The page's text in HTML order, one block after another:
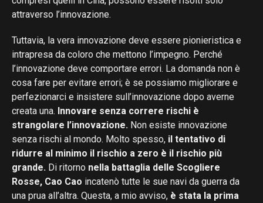
attraverso l’innovazione.
Tuttavia, la vera innovazione deve essere pionieristica e
intrapresa da coloro che mettono l’impegno. Perché
l’innovazione deve comportare errori. La domanda non è
cosa fare per evitare errori; è se possiamo migliorare e
perfezionarci e insistere sull’innovazione dopo averne
creata una. Innovare senza correre rischi è
strangolare l’innovazione. Non esiste innovazione
senza rischi al mondo. Molto spesso, il tentativo di
ridurre al minimo il rischio a zero è il rischio più
grande. Di ritorno nella battaglia delle Scogliere
Rosse, Cao Cao incatenò tutte le sue navi da guerra da
una prua all’altra. Questa, a mio avviso, è stata la prima